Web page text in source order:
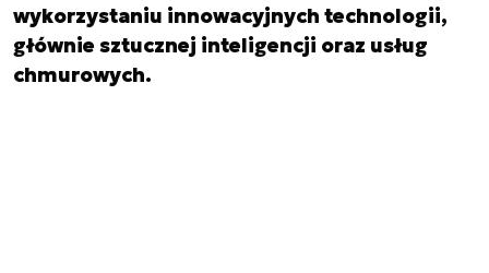
wykorzystaniu innowacyjnych technologii,
głównie sztucznej inteligencji oraz usług
chmurowych.